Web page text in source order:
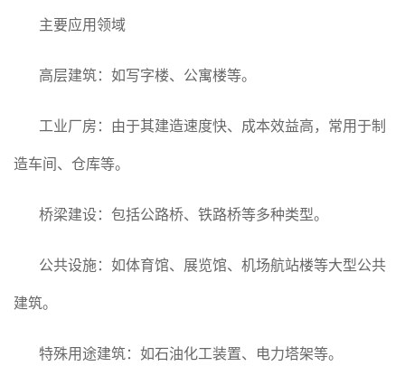
主要应用领域
高层建筑：如写字楼、公寓楼等。
工业厂房：由于其建造速度快、成本效益高，常用于制
造车间、仓库等。
桥梁建设：包括公路桥、铁路桥等多种类型。
公共设施：如体育馆、展览馆、机场航站楼等大型公共
建筑。
特殊用途建筑：如石油化工装置、电力塔架等。